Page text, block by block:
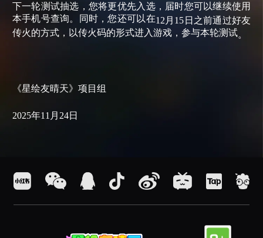
下一轮测试抽选，您将更优先入选，届时您可以继续使用
本手机号查询。同时，您还可以在12月15日之前通过好友
传火的方式，以传火码的形式进入游戏，参与本轮测试。
《星绘友晴天》项目组
2025年11月24日